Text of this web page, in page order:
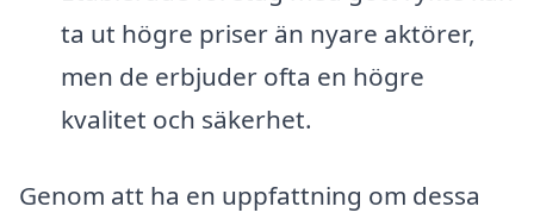
ta ut högre priser än nyare aktörer,
men de erbjuder ofta en högre
kvalitet och säkerhet.
Genom att ha en uppfattning om dessa